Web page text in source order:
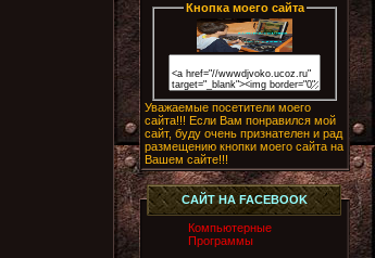
Кнопка моего сайта
Уважаемые посетители моего
сайта!!! Если Вам понравился мой
сайт, буду очень признателен и рад
размещению кнопки моего сайта на
Вашем сайте!!!
САЙТ НА FACEBOOK
Компьютерные
Программы